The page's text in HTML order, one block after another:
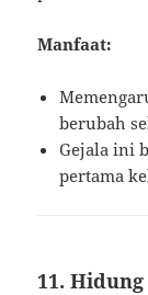
Manfaat:
berubah
Gejala ini
pertama
11.